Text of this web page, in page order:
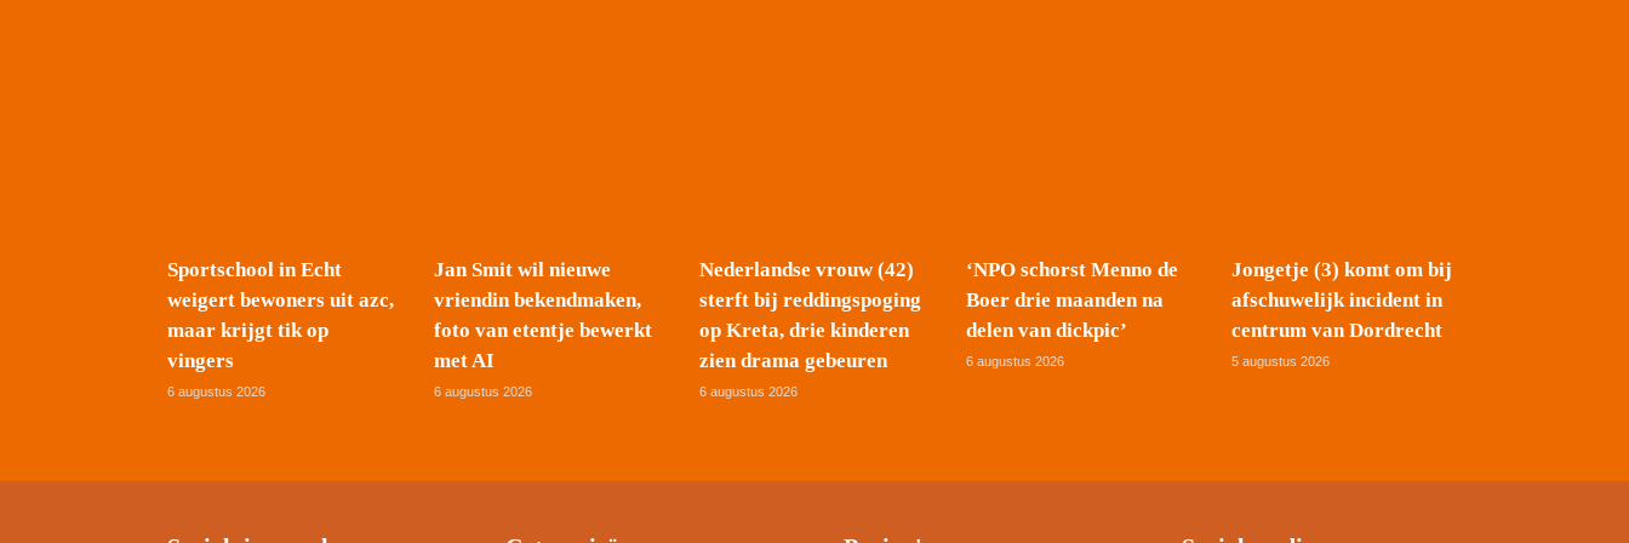
Sportschool in Echt
weigert bewoners uit azc,
maar krijgt tik op
vingers
6 augustus 2026
Jan Smit wil nieuwe
vriendin bekendmaken,
foto van etentje bewerkt
met AI
6 augustus 2026
Nederlandse vrouw (42)
sterft bij reddingspoging
op Kreta, drie kinderen
zien drama gebeuren
6 augustus 2026
‘NPO schorst Menno de
Boer drie maanden na
delen van dickpic’
6 augustus 2026
Jongetje (3) komt om bij
afschuwelijk incident in
centrum van Dordrecht
5 augustus 2026